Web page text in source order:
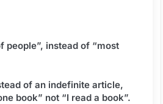
people”, instead of “most
of an indefinite article,
book” not “I read a book”.